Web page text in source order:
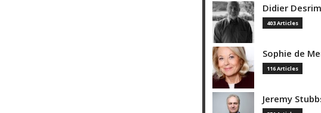
Didier
403 Articles
Sophie de
116 Articles
Jeremy